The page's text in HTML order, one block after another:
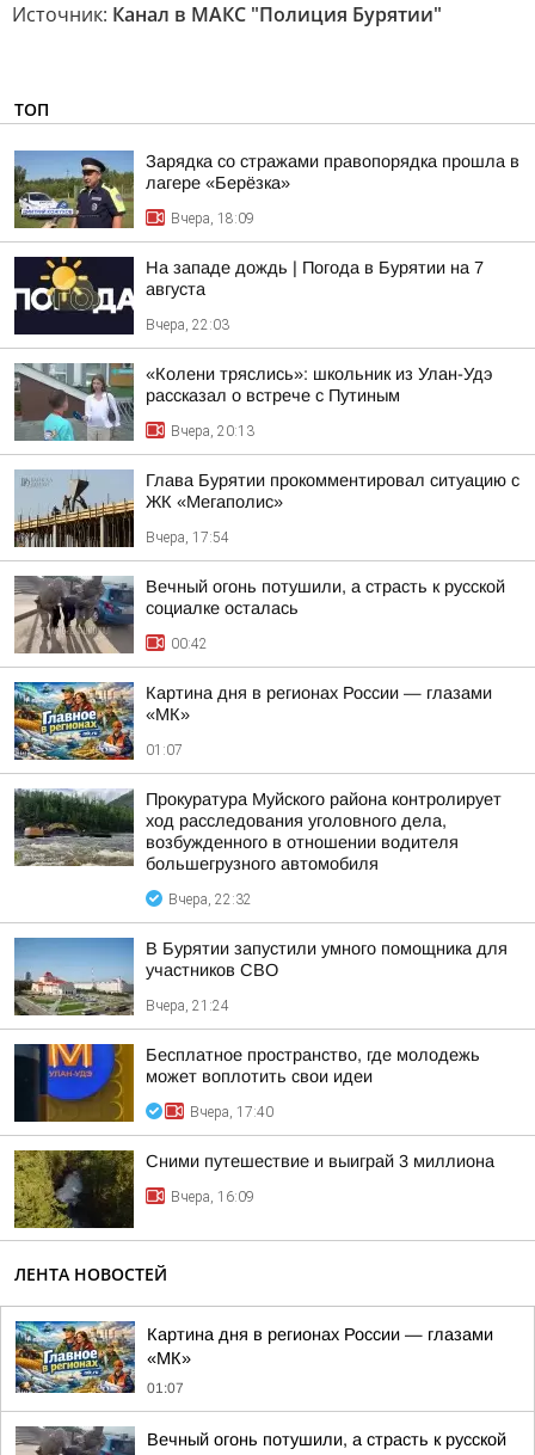
Источник: Канал в МАКС "Полиция Бурятии"
ТОП
Зарядка со стражами правопорядка прошла в
лагере «Берёзка»
Вчера, 18:09
На западе дождь | Погода в Бурятии на 7
августа
Вчера, 22:03
«Колени тряслись»: школьник из Улан-Удэ
рассказал о встрече с Путиным
Вчера, 20:13
Глава Бурятии прокомментировал ситуацию с
ЖК «Мегаполис»
Вчера, 17:54
Вечный огонь потушили, а страсть к русской
социалке осталась
00:42
Картина дня в регионах России — глазами
«МК»
01:07
Прокуратура Муйского района контролирует
ход расследования уголовного дела,
возбужденного в отношении водителя
большегрузного автомобиля
Вчера, 22:32
В Бурятии запустили умного помощника для
участников СВО
Вчера, 21:24
Бесплатное пространство, где молодежь
может воплотить свои идеи
Вчера, 17:40
Сними путешествие и выиграй 3 миллиона
Вчера, 16:09
ЛЕНТА НОВОСТЕЙ
Картина дня в регионах России — глазами
«МК»
01:07
Вечный огонь потушили, а страсть к русской